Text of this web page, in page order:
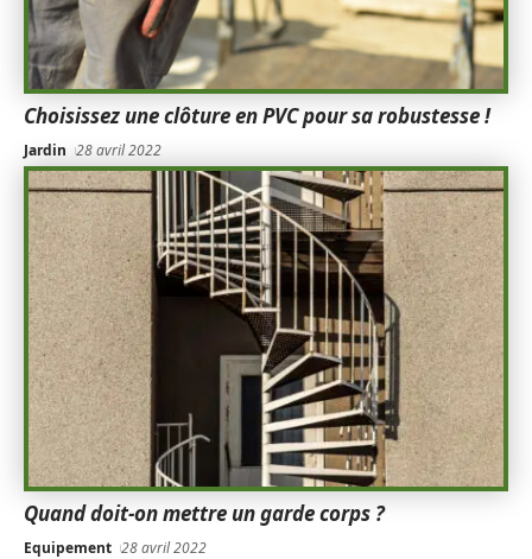
Choisissez une clôture en PVC pour sa robustesse !
Jardin 28 avril 2022
Quand doit-on mettre un garde corps ?
Equipement 28 avril 2022